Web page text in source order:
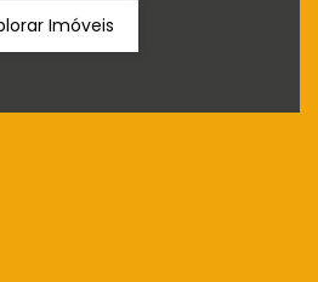
Imóveis